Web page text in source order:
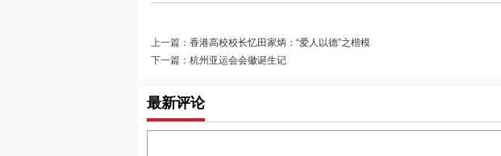
上一篇： 香港高校校长忆田家炳：“爱人以德”之楷模
下一篇： 杭州亚运会会徽诞生记
最新评论